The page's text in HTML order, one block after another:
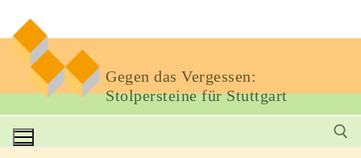
Gegen das Vergessen:
Stolpersteine für Stuttgart